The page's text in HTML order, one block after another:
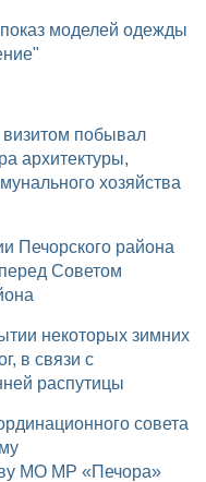
архитектуры,
хозяйства
Советом
в связи с
распутицы
МО МР «Печора»